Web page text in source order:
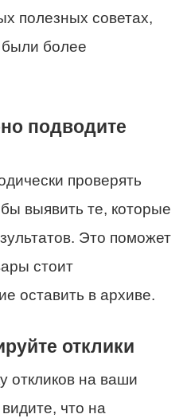
полезных советах,
более
подводите
проверять
выявить те, которые
Это поможет
стоит
оставить в архиве.
отклики
откликов на ваши
что на